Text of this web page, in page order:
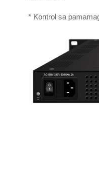
* Kontrol sa